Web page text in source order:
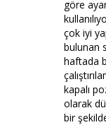
göre
çok iyi
bulunan
haftada
kapalı
olarak
bir